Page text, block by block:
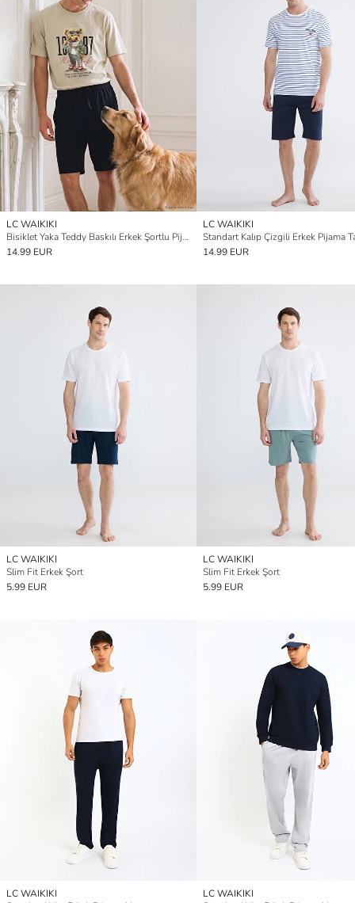
LC WAIKIKI
Bisiklet Yaka Teddy Baskılı Erkek Şortlu Pijama Takımı
14.99 EUR
LC WAIKIKI
Standart Kalıp Çizgili Erkek Pijama
14.99 EUR
LC WAIKIKI
Slim Fit Erkek Şort
5.99 EUR
LC WAIKIKI
Slim Fit Erkek Şort
5.99 EUR
LC WAIKIKI
LC WAIKIKI